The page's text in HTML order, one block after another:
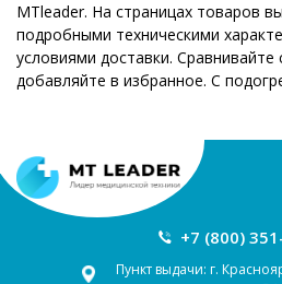
MTleader. На страницах товаров
подробными техническими
условиями доставки. Сравнивайте
добавляйте в избранное. С
+7 (800)
Пункт выдачи: г.